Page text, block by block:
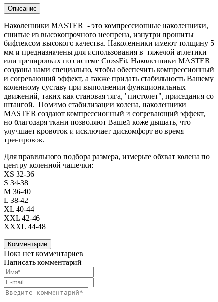
Описание
Наколенники MASTER - это компрессионные наколенники,
сшитые из высокопрочного неопрена, изнутри прошиты
бифлексом высокого качества. Наколенники имеют толщину 5
мм и предназначены для использования в тяжелой атлетики
или тренировках по системе CrossFit. Наколенники MASTER
созданы нами специально, чтобы обеспечить компрессионный
и согревающий эффект, а также придать стабильность Вашему
коленному суставу при выполнении функциональных
движений, таких как становая тяга, "пистолет", приседания со
штангой. Помимо стабилизации колена, наколенники
MASTER создают компрессионный и согревающий эффект,
но благодаря ткани позволяют Вашей коже дышать, что
улучшает кровоток и исключает дискомфорт во время
тренировок.
Для правильного подбора размера, измерьте обхват колена по
центру коленной чашечки:
XS 32-36
S 34-38
M 36-40
L 38-42
XL 40-44
XXL 42-46
XXXL 44-48
Комментарии
Пока нет комментариев
Написать комментарий